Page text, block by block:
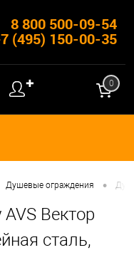
8 800 500-09-54
(495) 150-00-35
✚ 0
Душевые ограждения •
Вектор
сталь,